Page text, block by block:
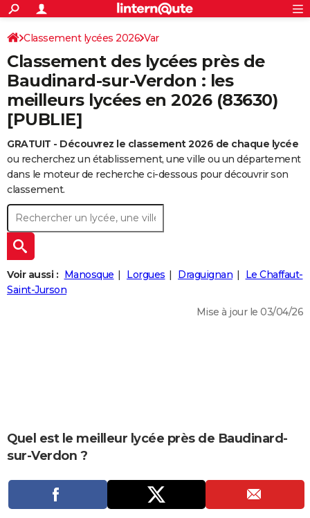
ACTUALITÉS
Politique
Société
Faits Divers
Education
Monde
Villes
+
SPORT
Coupe du monde 2026
Football
Tennis
Cyclisme
Rugby
Forum
CULTURE
Programme TV
TNT
Streaming
Cinéma
Sorties cinéma
Musique
+
FINANCE
Retraite
Impôts
Epargne
Immobilier
Risques naturels par ville
Banque
Assurance
Crédit
AUTO
Réserver un essai
Citadines
Berlines
Forum auto
HIGH-TECH
BRICOLAGE
Aménagement intérieur
Cuisine
Jardinage
+ WEEK-END
Guides de France
Escapades
Patrimoine
Expositions
Musées
Week-end nature
+
LIFESTYLE
SANTE
Alimentation
Guide de la santé
Maladies
Médicaments
Sommeil
+
Carte de Noël
Carte Bonne année
Carte Saint-Valentin
Carte Pâques
Carte d'anniversaire
DICTIONNAIRE
Dictionnaire
Biographies
Citations
Expressions
Proverbes
COPAINS D'AVANT
S'inscrire
Connexion
Classement lycées 2026 Var
Classement des lycées près de
Baudinard-sur-Verdon : les
meilleurs lycées en 2026 (83630)
[PUBLIE]
GRATUIT - Découvrez le classement 2026 de chaque lycée
ou recherchez un établissement, une ville ou un département
dans le moteur de recherche ci-dessous pour découvrir son
classement.
Voir aussi : Manosque Lorgues Draguignan
Le Chaffaut-
Saint-Jurson
Mise à jour le 03/04/26
Quel est le meilleur lycée près de Baudinard-
sur-Verdon ?